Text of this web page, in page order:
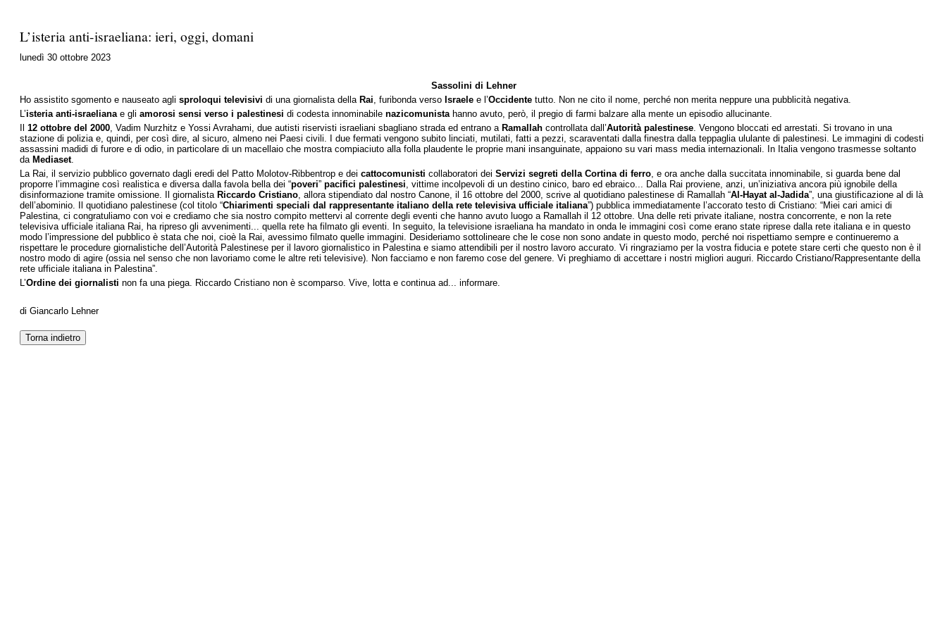
L’isteria anti-israeliana: ieri, oggi, domani
lunedì 30 ottobre 2023
Sassolini di Lehner
Ho assistito sgomento e nauseato agli sproloqui televisivi di una giornalista della Rai, furibonda verso Israele e l’Occidente tutto. Non ne cito il nome, perché non merita neppure una pubblicità negativa.
L’isteria anti-israelianae gli amorosi sensi verso i palestinesi di codesta innominabile nazicomunistahanno avuto, però, il pregio di farmi balzare alla mente un episodio allucinante.
12 ottobre del 2000, Vadim Nurzhitz e Yossi Avrahami, due autisti riservisti israeliani sbagliano strada ed entrano a Ramallah controllata dall’Autorità palestinese. Vengono bloccati ed arrestati. Si trovano in una
stazione di polizia e, quindi, per così dire, al sicuro, almeno nei Paesi civili. I due fermati vengono subito linciati, mutilati, fatti a pezzi, scaraventati dalla finestra dalla teppaglia ululante di palestinesi. Le immagini di codesti
assassini madidi di furore e di odio, in particolare di un macellaio che mostra compiaciuto alla folla plaudente le proprie mani insanguinate, appaiono su vari mass media internazionali. In Italia vengono trasmesse soltanto
da Mediaset.
La Rai, il servizio pubblico governato dagli eredi del Patto Molotov-Ribbentrop e dei cattocomunisti collaboratori dei Servizi segreti della Cortina di ferro, e ora anche dalla succitata innominabile, si guarda bene dal
proporre l’immagine così realistica e diversa dalla favola bella dei “poveri” pacifici palestinesi, vittime incolpevoli di un destino cinico, baro ed ebraico... Dalla Rai proviene, anzi, un’iniziativa ancora più ignobile della
disinformazione tramite omissione. Il giornalista Riccardo Cristiano, allora stipendiato dal nostro Canone, il 16 ottobre del 2000, scrive al quotidiano palestinese di Ramallah “Al-Hayat al-Jadida”, una giustificazione al di là
dell’abominio. Il quotidiano palestinese (col titolo “Chiarimenti speciali dal rappresentante italiano della rete televisiva ufficiale italiana”) pubblica immediatamente l’accorato testo di Cristiano: “Miei cari amici di
Palestina, ci congratuliamo con voi e crediamo che sia nostro compito mettervi al corrente degli eventi che hanno avuto luogo a Ramallah il 12 ottobre. Una delle reti private italiane, nostra concorrente, e non la rete
televisiva ufficiale italiana Rai, ha ripreso gli avvenimenti... quella rete ha filmato gli eventi. In seguito, la televisione israeliana ha mandato in onda le immagini così come erano state riprese dalla rete italiana e in questo
modo l’impressione del pubblico è stata che noi, cioè la Rai, avessimo filmato quelle immagini. Desideriamo sottolineare che le cose non sono andate in questo modo, perché noi rispettiamo sempre e continueremo a
rispettare le procedure giornalistiche dell’Autorità Palestinese per il lavoro giornalistico in Palestina e siamo attendibili per il nostro lavoro accurato. Vi ringraziamo per la vostra fiducia e potete stare certi che questo non è il
nostro modo di agire (ossia nel senso che non lavoriamo come le altre reti televisive). Non facciamo e non faremo cose del genere. Vi preghiamo di accettare i nostri migliori auguri. Riccardo Cristiano/Rappresentante della
rete ufficiale italiana in Palestina”.
L’Ordine dei giornalisti non fa una piega. Riccardo Cristiano non è scomparso. Vive, lotta e continua ad... informare.
di Giancarlo Lehner